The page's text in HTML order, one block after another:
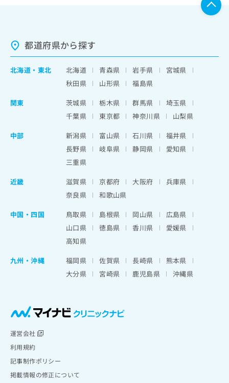
都道府県から探す
北海道 ・ 東北 北海道 青森県 岩手県
宮城県
秋田県
山形県
福島県
関東
茨城県 栃木県 群馬県
埼玉県
千葉県
東京都 神奈川県
山梨県
中部
新潟県 富山県 石川県
福井県
長野県
岐阜県 静岡県
愛知県
三重県
近畿
滋賀県 京都府 大阪府
兵庫県
奈良県
和歌山県
中国・四国
鳥取県 島根県 岡山県
広島県
山口県
徳島県 香川県
愛媛県
高知県
九州・沖縄
福岡県 佐賀県 長崎県
熊本県
大分県
宮崎県 鹿児島県 沖縄県
運営会社
利用規約
記事制作ポリシー
掲載情報の修正について